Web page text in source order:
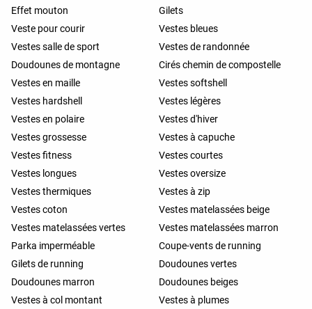
Effet mouton
Gilets
Veste pour courir
Vestes bleues
Vestes salle de sport
Vestes de randonnée
Doudounes de montagne
Cirés chemin de compostelle
Vestes en maille
Vestes softshell
Vestes hardshell
Vestes légères
Vestes en polaire
Vestes d'hiver
Vestes grossesse
Vestes à capuche
Vestes fitness
Vestes courtes
Vestes longues
Vestes oversize
Vestes thermiques
Vestes à zip
Vestes coton
Vestes matelassées beige
Vestes matelassées vertes
Vestes matelassées marron
Parka imperméable
Coupe-vents de running
Gilets de running
Doudounes vertes
Doudounes marron
Doudounes beiges
Vestes à col montant
Vestes à plumes